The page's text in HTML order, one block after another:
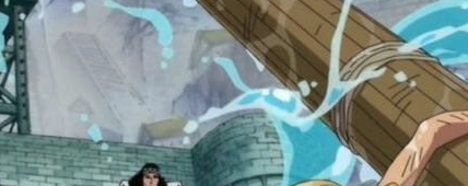
sobre
Cultura